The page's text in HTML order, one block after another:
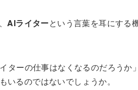
AIライターという言葉を耳にする
ターの仕事はなくなるのだろうか
いるのではないでしょうか。